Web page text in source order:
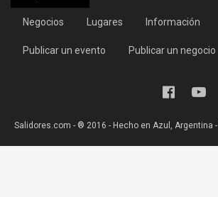
Negocios Lugares Información
Publicar un evento Publicar un negocio
Salidores.com - ® 2016 - Hecho en Azul, Argentina -